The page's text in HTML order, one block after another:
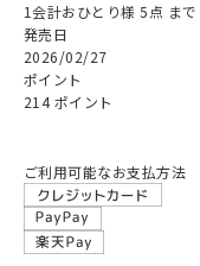
1会計おひとり様 5点 まで
発売日
2026/02/27
ポイント
214 ポイント
ご利用可能なお支払方法